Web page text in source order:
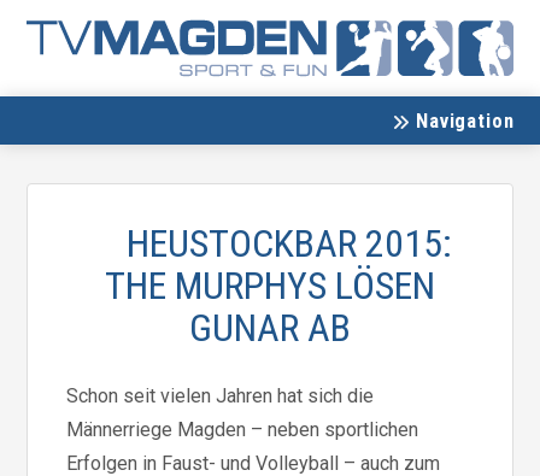
Navigation
HEUSTOCKBAR 2015:
THE MURPHYS LÖSEN
GUNAR AB
Schon seit vielen Jahren hat sich die
Männerriege Magden – neben sportlichen
Erfolgen in Faust- und Volleyball – auch zum